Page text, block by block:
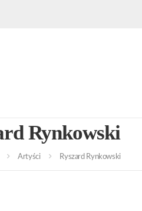
Rynkowski
Artyści Ryszard Rynkowski